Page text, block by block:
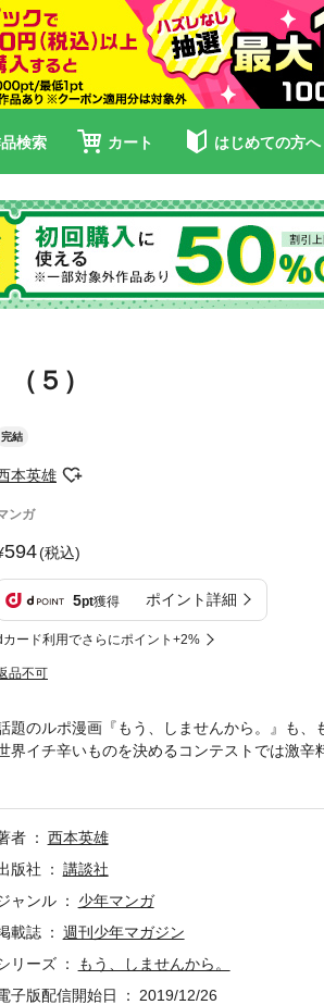
検索 カート はじめての方へ
５）
完結
本英雄
ンガ
594(税込)
5pt獲得 ポイント詳細
カード利用でさらにポイント+2%
品不可
題のルポ漫画『もう、しませんから。』も
界イチ辛いものを決めるコンテストでは激
つかいに行かされて……。極めつけは、極寒の
者
西本英雄
版社
講談社
ャンル
少年マンガ
載誌
週刊少年マガジン
リーズ
もう、しませんから。
子版配信開始日
2019/12/26